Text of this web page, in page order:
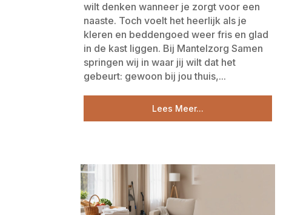
wilt denken wanneer je zorgt voor een
naaste. Toch voelt het heerlijk als je
kleren en beddengoed weer fris en glad
in de kast liggen. Bij Mantelzorg Samen
springen wij in waar jij wilt dat het
gebeurt: gewoon bij jou thuis,...
Lees Meer...